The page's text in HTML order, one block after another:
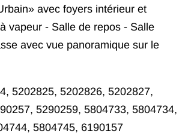
avec foyers intérieur et
vapeur - Salle de repos - Salle
avec vue panoramique sur le
5202825, 5202826, 5202827,
5290259, 5804733, 5804734,
5804745, 6190157